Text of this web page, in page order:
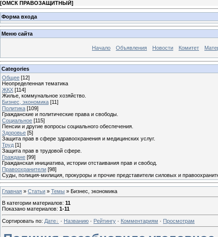
[ОМСК ПРАВОЗАЩИТНЫЙ]
Форма входа
Меню сайта
Начало Объявления Новости Комитет
Categories
Общее [12]
Неопределенная тематика
ЖКХ [114]
Жилье, коммунальное хозяйство.
Бизнес, экономика [11]
Политика [109]
Гражданские и политические права и свободы.
Социальное [115]
Пенсии и другие вопросы социального обеспечения.
Здоровье [5]
Защита прав в сфере здравоохранения и медицинских услуг.
Труд [1]
Защита прав в трудовой сфере.
Граждане [99]
Гражданская инициатива, истории отстаивания прав и свобод.
Правоохранители [98]
Суды, полиция-милиция, прокуроры и прочие представители силовых и
Главная » Статьи » Темы » Бизнес, экономика
В категории материалов: 11
Показано материалов: 1-11
Сортировать по: Дате · Названию · Рейтингу · Комментариям · Просмотрам